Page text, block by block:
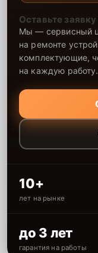
Оставьте
Мы — сервисный
на ремонте
комплектующие,
на каждую работу.
10+
лет на рынке
до 3 лет
гарантия на работы